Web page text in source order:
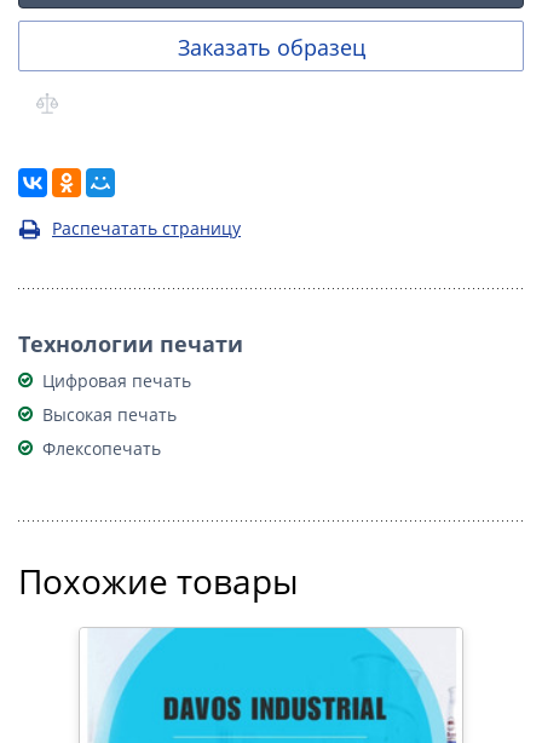
Заказать образец
Распечатать страницу
Технологии печати
Цифровая печать
Высокая печать
Флексопечать
Похожие товары